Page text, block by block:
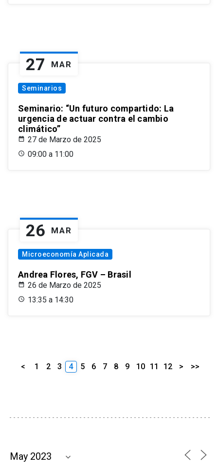
27 MAR
Seminarios
Seminario: “Un futuro compartido: La
urgencia de actuar contra el cambio
climático”
27 de Marzo de 2025
09:00 a 11:00
26 MAR
Microeconomía Aplicada
Andrea Flores, FGV – Brasil
26 de Marzo de 2025
13:35 a 14:30
< 1 2 3 4 5 6 7 8 9 10 11 12 > >>